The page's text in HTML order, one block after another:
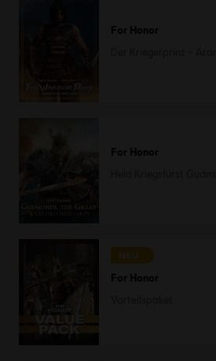
For Honor
For Honor
NEU
For Honor